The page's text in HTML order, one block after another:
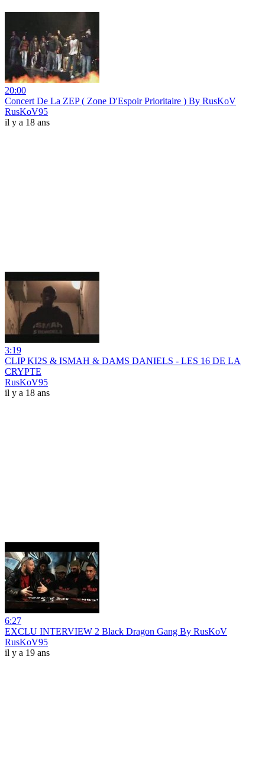
20:00
Concert De La ZEP ( Zone D'Espoir Prioritaire ) By RusKoV
RusKoV95
il y a 18 ans
3:19
CLIP KI2S & ISMAH & DAMS DANIELS - LES 16 DE LA
CRYPTE
RusKoV95
il y a 18 ans
6:27
EXCLU INTERVIEW 2 Black Dragon Gang By RusKoV
RusKoV95
il y a 19 ans